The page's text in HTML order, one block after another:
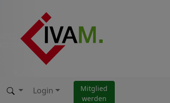
Login
Mitglied
werden